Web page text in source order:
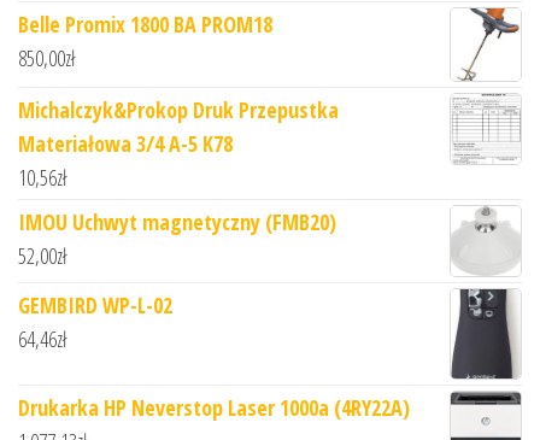
Belle Promix 1800 BA PROM18
850,00zł
Michalczyk&Prokop Druk Przepustka
Materiałowa 3/4 A-5 K78
10,56zł
IMOU Uchwyt magnetyczny (FMB20)
52,00zł
GEMBIRD WP-L-02
64,46zł
Drukarka HP Neverstop Laser 1000a (4RY22A)